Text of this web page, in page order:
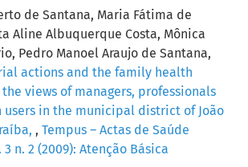
de Santana, Maria Fátima de
Aline Albuquerque Costa, Mônica
Pedro Manoel Araujo de Santana,
actions and the family health
views of managers, professionals
users in the municipal district of João
, Tempus – Actas de Saúde
3 n. 2 (2009): Atenção Básica